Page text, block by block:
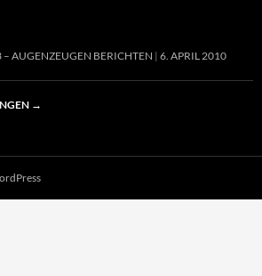
– AUGENZEUGEN BERICHTEN 6. APRIL 2010
→